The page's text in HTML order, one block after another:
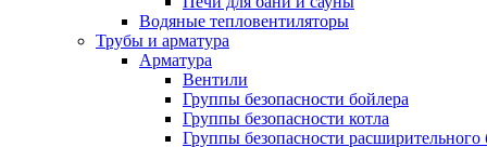
Водяные тепловентиляторы
Трубы и арматура
Арматура
Вентили
Группы безопасности бойлера
Группы безопасности котла
Группы безопасности расширительного